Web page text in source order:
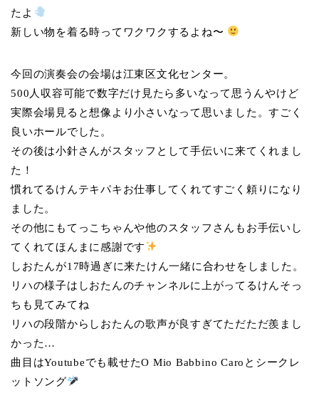
たよ
新しい物を着る時ってワクワクするよね〜
今回の演奏会の会場は江東区文化センター。
500人収容可能で数字だけ見たら多いなって思うんやけど
実際会場見ると想像より小さいなって思いました。すごく
良いホールでした。
その後は小針さんがスタッフとして手伝いに来てくれまし
た！
慣れてるけんテキパキお仕事してくれてすごく頼りになり
ました。
その他にもてっこちゃんや他のスタッフさんもお手伝いし
てくれてほんまに感謝です
しおたんが17時過ぎに来たけん一緒に合わせをしました。
リハの様子はしおたんのチャンネルに上がってるけんそっ
ちも見てみてね
リハの段階からしおたんの歌声が良すぎてただただ羨まし
かった…
曲目はYoutubeでも載せたO Mio Babbino Caroとシークレ
ットソング